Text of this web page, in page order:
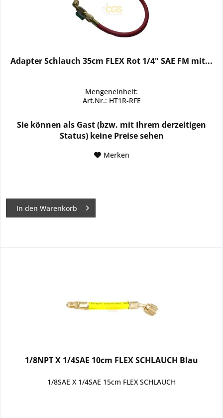
Adapter Schlauch 35cm FLEX Rot 1/4" SAE FM mit...
Mengeneinheit:
Art.Nr.: HT1R-RFE
Sie können als Gast (bzw. mit Ihrem derzeitigen
Status) keine Preise sehen
Merken
In den Warenkorb
1/8NPT X 1/4SAE 10cm FLEX SCHLAUCH Blau
1/8SAE X 1/4SAE 15cm FLEX SCHLAUCH